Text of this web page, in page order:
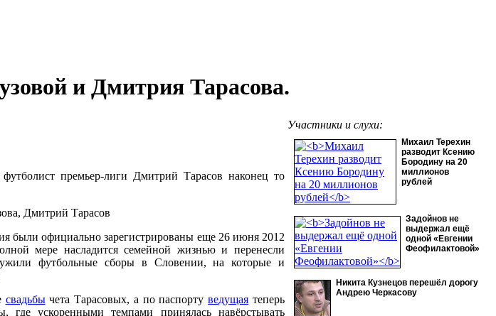
и Дмитрия Тарасова.
Участники и слухи:
Михаил Терехин
разводит Ксению
Бородину на 20
миллионов
рублей
Задойнов не
выдержал ещё
одной «Евгении
Феофилактовой»
Никита Кузнецов перешёл дорогу
Андрею Черкасову
премьер-лиги Дмитрий Тарасов наконец то
были официально зарегистрированы еще 26 июня 2012
мере насладится семейной жизнью и перенесли
футбольные сборы в Словении, на которые и
свадьбычета Тарасовых, а по паспортуведущая теперь
ускоренными темпами принялась навёрстывать